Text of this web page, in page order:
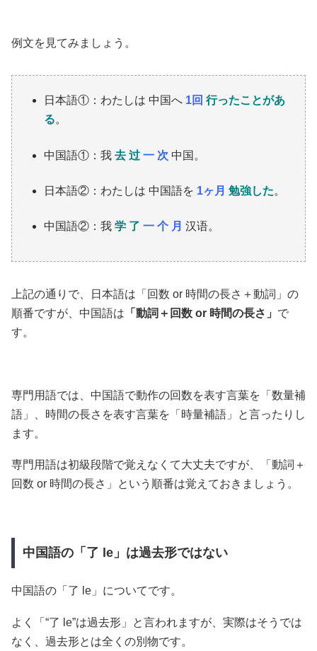
例文を見てみましょう。
日本語①：わたしは 中国へ 1回 行ったことがあ
る。
中国語①：我去 过一 次 中国。
日本語②：わたしは 中国語を 1ヶ月 勉強した。
中国語②：我学 了一 个 月 汉语。
上記の通りで、日本語は「回数 or 時間の長さ＋動詞」の
順番ですが、中国語は 「動詞＋回数 or 時間の長さ」 で
す。
専門用語では、中国語で動作の回数を表す言葉を「数量補
語」、時間の長さを表す言葉を「時量補語」と言ったりし
ます。
専門用語は初級段階で覚えなくて大丈夫ですが、「動詞＋
回数 or 時間の長さ」という順番は覚えておきましょう。
中国語の「了 le」は過去形ではない
中国語の「了 le」についてです。
よく「“了 le”は過去形」と言われますが、実際はそうでは
なく、過去形とは全くの別物です。